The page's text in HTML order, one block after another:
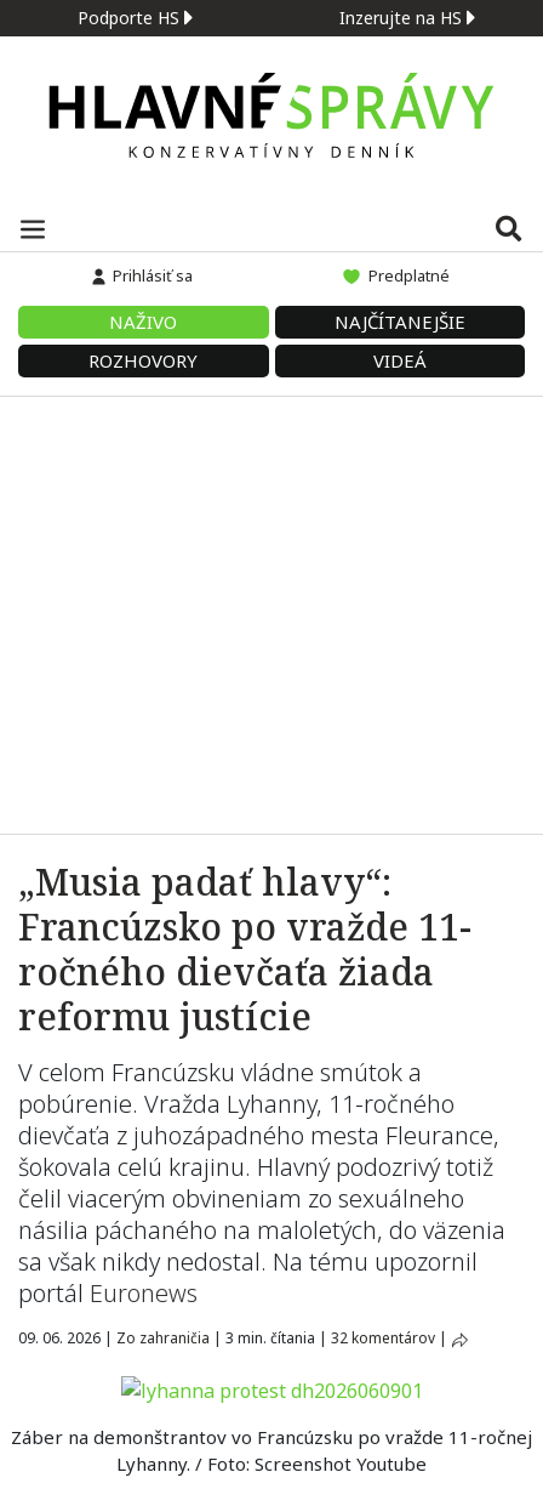
Podporte HS Inzerujte na HS
Prihlásiť sa Predplatné
NAŽIVO
NAJČÍTANEJŠIE
ROZHOVORY
VIDEÁ
„Musia padať hlavy“:
Francúzsko po vražde 11-
ročného dievčaťa žiada
reformu justície
V celom Francúzsku vládne smútok a
pobúrenie. Vražda Lyhanny, 11-ročného
dievčaťa z juhozápadného mesta Fleurance,
šokovala celú krajinu. Hlavný podozrivý totiž
čelil viacerým obvineniam zo sexuálneho
násilia páchaného na maloletých, do väzenia
sa však nikdy nedostal. Na tému upozornil
portál Euronews
09. 06. 2026 | Zo zahraničia | 3 min. čítania | 32 komentárov |
Záber na demonštrantov vo Francúzsku po vražde 11-ročnej
Lyhanny. / Foto: Screenshot Youtube